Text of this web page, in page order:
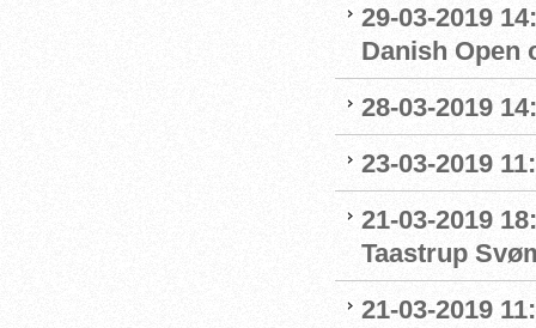
29-03-2019
Danish Open
28-03-2019
23-03-2019
21-03-2019
Taastrup
21-03-2019